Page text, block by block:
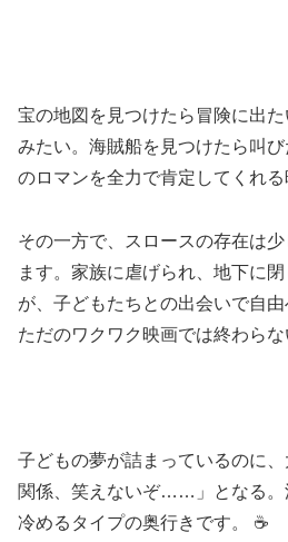
宝の地図を見つけたら冒険に出
みたい。海賊船を見つけたら叫
のロマンを全力で肯定してくれる
その一方で、スロースの存在は
ます。家族に虐げられ、地下に
が、子どもたちとの出会いで自
ただのワクワク映画では終わらな
子どもの夢が詰まっているのに
関係、笑えないぞ……」となる。
冷めるタイプの奥行きです。
☕